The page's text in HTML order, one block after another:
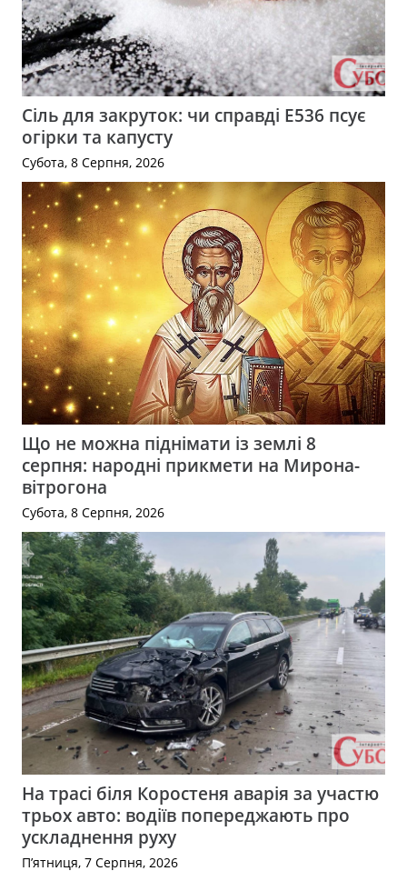
Сіль для закруток: чи справді Е536 псує
огірки та капусту
Субота, 8 Серпня, 2026
Що не можна піднімати із землі 8
серпня: народні прикмети на Мирона-
вітрогона
Субота, 8 Серпня, 2026
На трасі біля Коростеня аварія за участю
трьох авто: водіїв попереджають про
ускладнення руху
П’ятниця, 7 Серпня, 2026